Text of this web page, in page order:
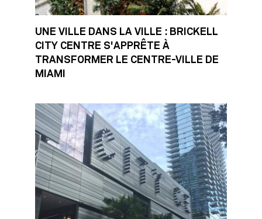
UNE VILLE DANS LA VILLE : BRICKELL
CITY CENTRE S'APPRÊTE À
TRANSFORMER LE CENTRE-VILLE DE
MIAMI